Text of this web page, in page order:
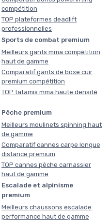
compétition
TOP plateformes deadlift
professionnelles
Sports de combat premium
Meilleurs gants mma compétition
haut de gamme
Comparatif gants de boxe cuir
premium compétition
TOP tatamis mma haute densité
Pêche premium
Meilleurs moulinets spinning haut
de gamme
Comparatif cannes carpe longue
distance premium
TOP cannes pêche carnassier
haut de gamme
Escalade et alpinisme
premium
Meilleurs chaussons escalade
performance haut de gamme